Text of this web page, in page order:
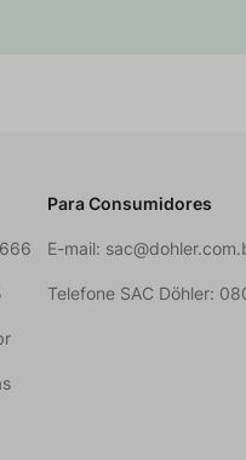
Para Consumidores
E-mail:
Telefone SAC Döhler: